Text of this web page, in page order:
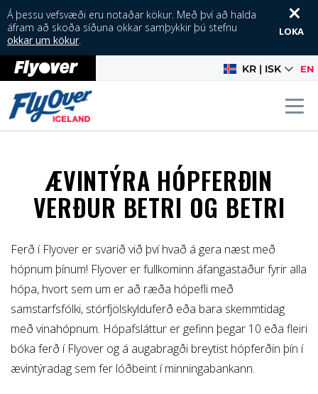
Á þessu vefsvæði eru notaðar kökur. Með því að halda
áfram að skoða síðuna okkar samþykkir þú stefnu
okkar um kökur.
LOKA
KR | ISK EN
HÓPAR 10 EÐA
FLEIRI
ÆVINTÝRA HÓPFERÐIN
VERÐUR BETRI OG BETRI
Ferð í Flyover er svarið við því hvað á gera næst með
hópnum þínum! Flyover er fullkominn áfangastaður fyrir alla
hópa, hvort sem um er að ræða hópefli með
samstarfsfólki, stórfjölskylduferð eða bara skemmtidag
með vinahópnum. Hópafsláttur er gefinn þegar 10 eða fleiri
bóka ferð í Flyover og á augabragði breytist hópferðin þín í
ævintýradag sem fer lóðbeint í minningabankann.